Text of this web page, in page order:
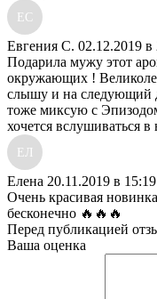
ЕС
Евгения С. 02.12.2019 в
Подарила мужу этот
окружающих !
слышу и на следующий
тоже миксую с
хочется вслушиваться
ЕЛ
Елена 20.11.2019 в 15:19
Очень красивая
бесконечно 🔥🔥🔥
Перед публикацией
Ваша оценка